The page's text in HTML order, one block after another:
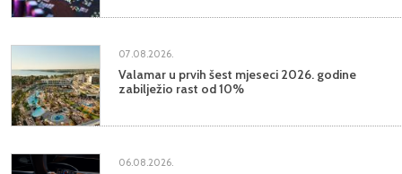
07.08.2026.
Valamar u prvih šest mjeseci 2026. godine
zabilježio rast od 10%
06.08.2026.